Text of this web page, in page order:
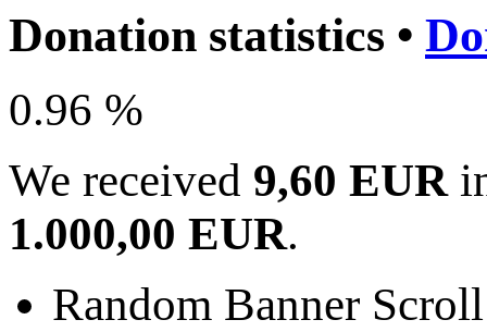
Donation statistics •
0.96 %
We received 9,60 EUR
1.000,00 EUR.
Random Banner Scroll